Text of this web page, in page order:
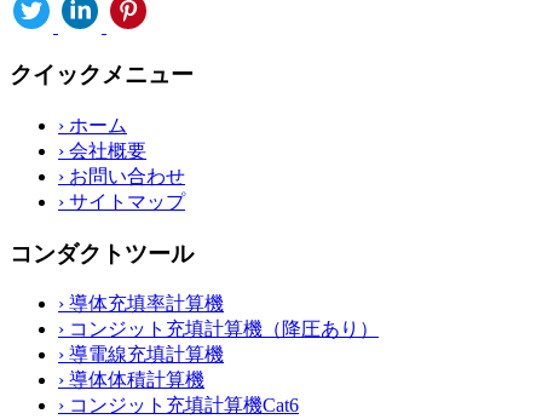
クイックメニュー
› ホーム
› 会社概要
› お問い合わせ
› サイトマップ
コンダクトツール
› 導体充填率計算機
› コンジット充填計算機（降圧あり）
› 導電線充填計算機
› 導体体積計算機
› コンジット充填計算機Cat6